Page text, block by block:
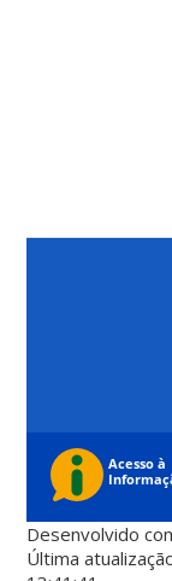
Desenvolvido
Última